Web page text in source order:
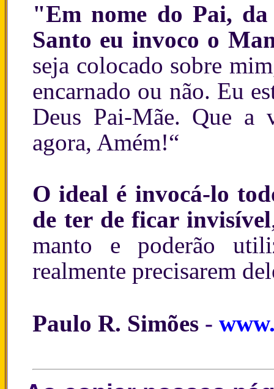
"Em nome do Pai,
Santo eu invoco o
seja colocado sobre
encarnado ou não. Eu
Deus Pai-Mãe. Que a
agora, Amém!“
O ideal é invocá-lo
de ter de ficar invisível
manto e poderão
realmente precisarem
Paulo R. Simões -